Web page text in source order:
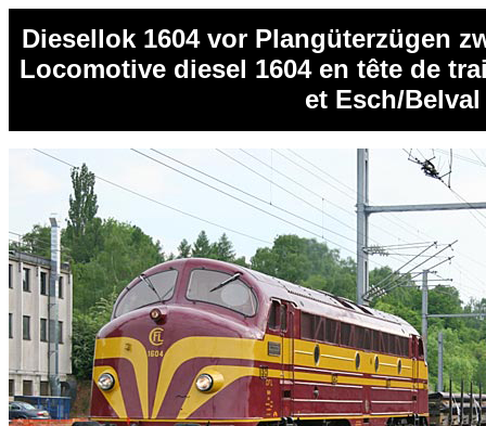
Diesellok 1604 vor Plangüterzügen
Locomotive diesel 1604 en tête de
et Esch/Belval